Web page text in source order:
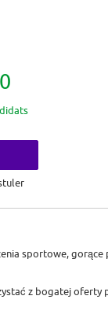
0
sportowe,
z bogatej oferty